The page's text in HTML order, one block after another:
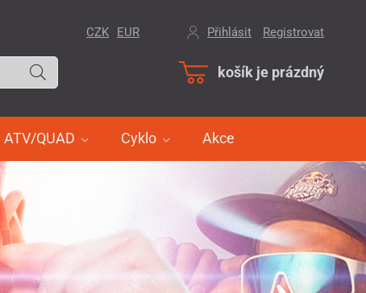
košík je prázdný
ATV/QUAD Cyklo Akce
CZK EUR Přihlásit Registrovat